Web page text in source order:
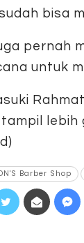
bisa
pernah
untuk
lebih
Barber Shop